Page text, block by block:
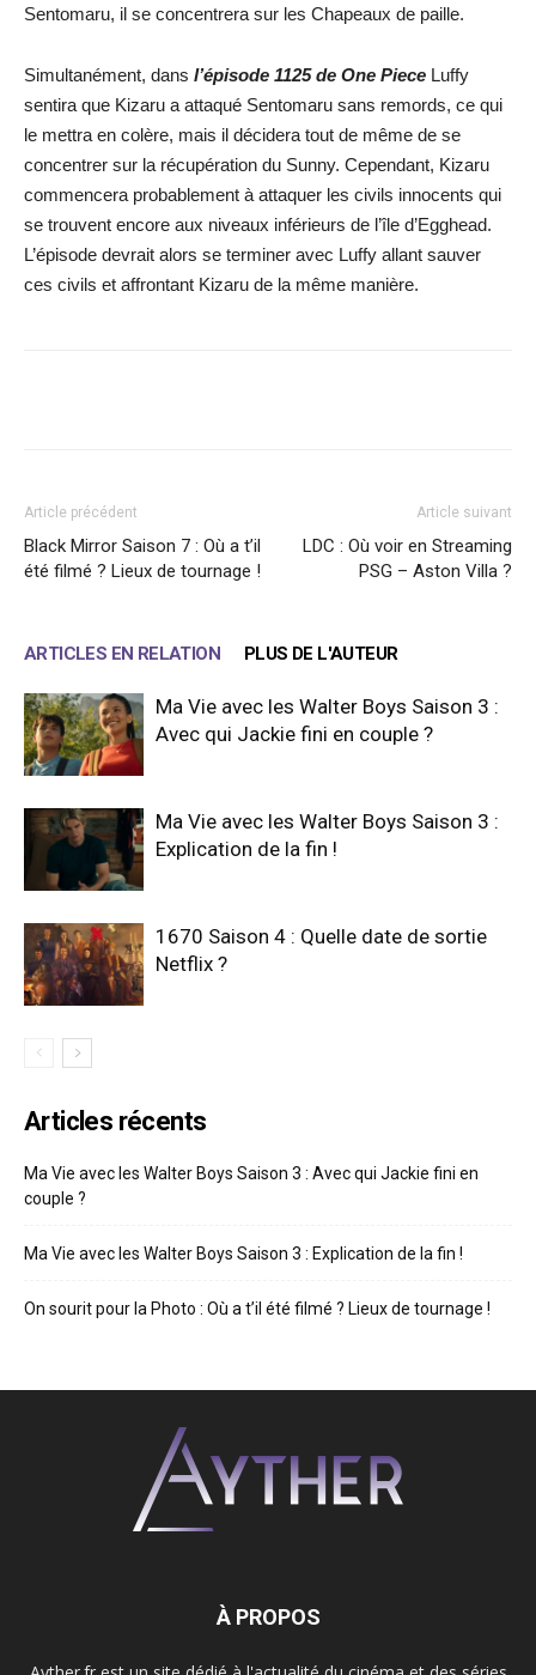
Sentomaru, il se concentrera sur les Chapeaux de paille.
Simultanément, dans l’épisode 1125 de One Piece Luffy
sentira que Kizaru a attaqué Sentomaru sans remords, ce qui
le mettra en colère, mais il décidera tout de même de se
concentrer sur la récupération du Sunny. Cependant, Kizaru
commencera probablement à attaquer les civils innocents qui
se trouvent encore aux niveaux inférieurs de l’île d’Egghead.
L’épisode devrait alors se terminer avec Luffy allant sauver
ces civils et affrontant Kizaru de la même manière.
Article précédent
Black Mirror Saison 7 : Où a t’il
été filmé ? Lieux de tournage !
Article suivant
LDC : Où voir en Streaming
PSG – Aston Villa ?
ARTICLES EN RELATION PLUS DE L'AUTEUR
Ma Vie avec les Walter Boys Saison 3 :
Avec qui Jackie fini en couple ?
Ma Vie avec les Walter Boys Saison 3 :
Explication de la fin !
1670 Saison 4 : Quelle date de sortie
Netflix ?
Articles récents
Ma Vie avec les Walter Boys Saison 3 : Avec qui Jackie fini en
couple ?
Ma Vie avec les Walter Boys Saison 3 : Explication de la fin !
On sourit pour la Photo : Où a t’il été filmé ? Lieux de tournage !
À PROPOS